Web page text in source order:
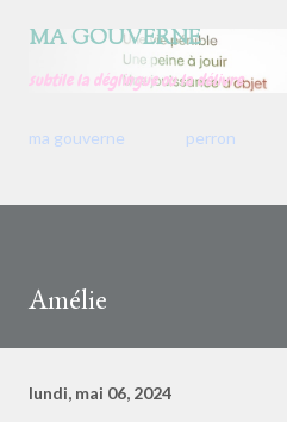
Accéder au
MA GOUVERNE
subtile la déglingue ou la délivre
ma gouverne perron
Amélie
lundi, mai 06, 2024